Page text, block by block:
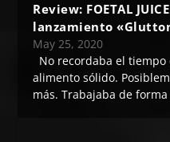
Review: FOETAL
lanzamiento
May 25, 2020
No recordaba el
alimento sólido.
más. Trabajaba de